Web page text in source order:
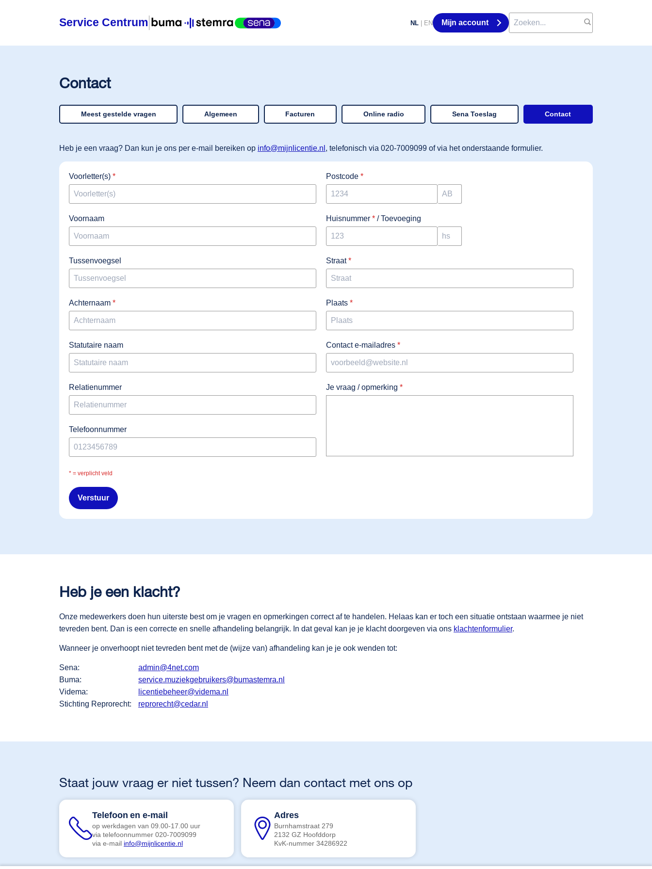
Service Centrum NL| EN Mijn account
Contact
Meest gestelde vragen Algemeen Facturen Online radio Sena Toeslag Contact
Heb je een vraag? Dan kun je ons per e-mail bereiken op info@mijnlicentie.nl , telefonisch via 020-7009099 of via het onderstaande formulier.
Voorletter(s) *
Voornaam
Tussenvoegsel
Achternaam *
Statutaire naam
Relatienummer
Telefoonnummer
Postcode *
Huisnummer * / Toevoeging
Straat*
Plaats *
Contact e-mailadres *
Je vraag / opmerking *
* = verplicht veld
Heb je een klacht?
Onze medewerkers doen hun uiterste best om je vragen en opmerkingen correct af te handelen. Helaas kan er toch een situatie ontstaan waarmee je niet
tevreden bent. Dan is een correcte en snelle afhandeling belangrijk. In dat geval kan je je klacht doorgeven via ons klachtenformulier.
Wanneer je onverhoopt niet tevreden bent met de (wijze van) afhandeling kan je je ook wenden tot:
Sena:
admin@4net.com
Buma:
service.muziekgebruikers@bumastemra.nl
Videma:
licentiebeheer@videma.nl
Stichting Reprorecht:
reprorecht@cedar.nl
Staat jouw vraag er niet tussen? Neem dan contact met ons op
Telefoon en e-mail
op werkdagen van 09.00-17.00 uur
via telefoonnummer 020-7009099
via e-mail info@mijnlicentie.nl
Adres
Burnhamstraat 279
2132 GZ Hoofddorp
KvK-nummer 34286922
Licentie nodig?
Licentie berekenen
Licentie beheren
Over BumaStemra & Sena
Klantenservice